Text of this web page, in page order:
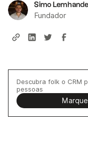
Simo
Fundador
Descubra folk o CRM
pessoas